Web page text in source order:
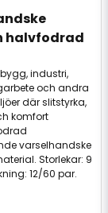
halvfodrad
industri,
och andra
där slitstyrka,
komfort
varselhandske
Storlekar: 9
12/60 par.